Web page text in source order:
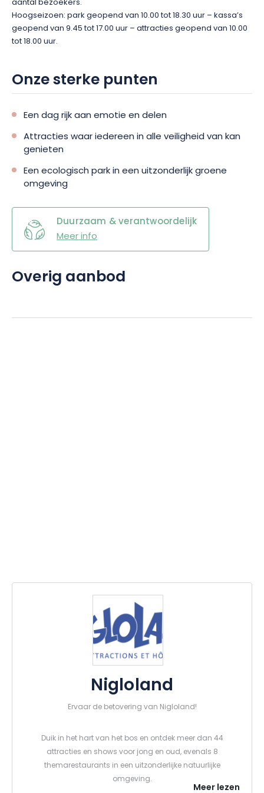
aantal bezoekers.
Hoogseizoen: park geopend van 10.00 tot 18.30 uur – kassa’s
geopend van 9.45 tot 17.00 uur – attracties geopend van 10.00
tot 18.00 uur.
Onze sterke punten
Een dag rijk aan emotie en delen
Attracties waar iedereen in alle veiligheid van kan
genieten
Een ecologisch park in een uitzonderlijk groene
omgeving
Duurzaam & verantwoordelijk
Meer info
Overig aanbod
Nigloland
Ervaar de betovering van Nigloland!
Duik in het hart van het bos en ontdek meer dan 44
attracties en shows voor jong en oud, evenals 8
themarestaurants in een uitzonderlijke natuurlijke
omgeving.
Meer lezen